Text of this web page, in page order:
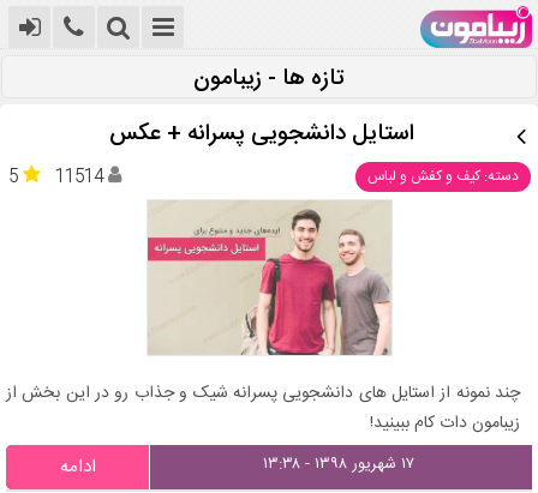
تازه ها - زیبامون
استایل دانشجویی پسرانه + عکس
دسته: کیف و کفش و لباس 5 11514
چند نمونه از استایل های دانشجویی پسرانه شیک و جذاب رو در این بخش از
زیبامون دات کام ببینید!
۱۷ شهریور ۱۳۹۸ - ۱۳:۳۸ ادامه